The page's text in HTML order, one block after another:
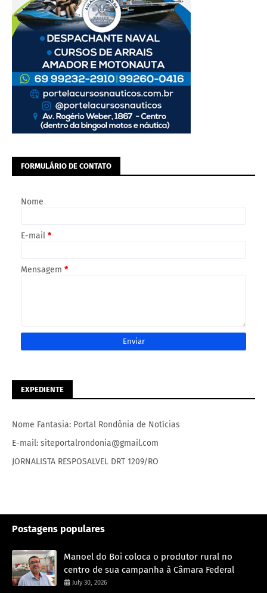
FORMULÁRIO DE CONTATO
Nome
E-mail *
Mensagem *
EXPEDIENTE
Nome Fantasia: Portal Rondônia de Notícias
E-mail: siteportalrondonia@gmail.com
JORNALISTA RESPOSALVEL DRT 1209/RO
Postagens populares
Manoel do Boi coloca o produtor rural no
centro de sua campanha à Câmara Federal
July 30, 2026